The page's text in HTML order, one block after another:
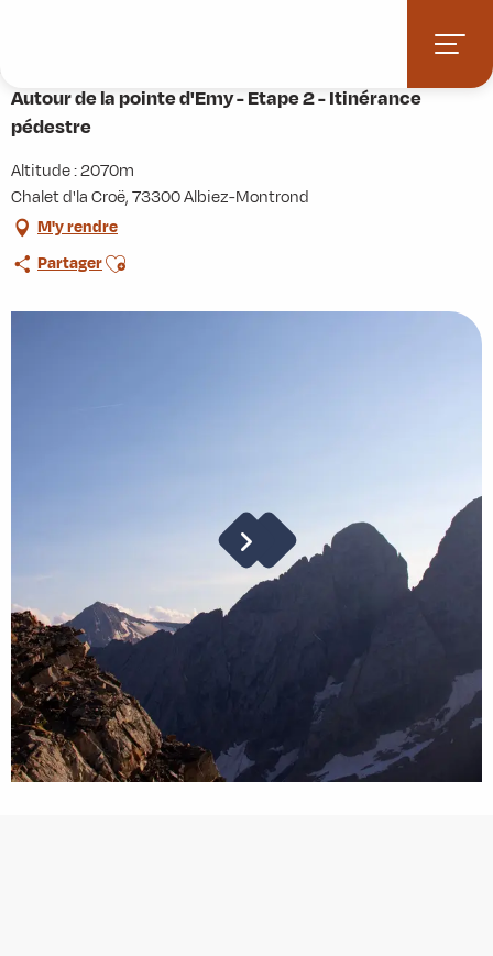
principal
Autour de la pointe d'Emy - Etape 2 - Itinérance
pédestre
Altitude : 2070m
Chalet d'la Croë, 73300 Albiez-Montrond
M'y rendre
PartagerAjouter aux favoris